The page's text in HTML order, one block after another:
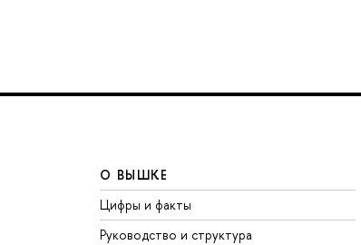
О ВЫШКЕ
Цифры и факты
Руководство и структура